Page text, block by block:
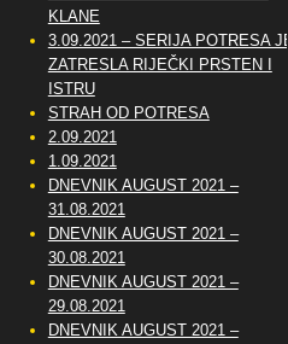
KLANE
3.09.2021 – SERIJA POTRESA JE
ZATRESLA RIJEČKI PRSTEN I
ISTRU
STRAH OD POTRESA
2.09.2021
1.09.2021
DNEVNIK AUGUST 2021 –
31.08.2021
DNEVNIK AUGUST 2021 –
30.08.2021
DNEVNIK AUGUST 2021 –
29.08.2021
DNEVNIK AUGUST 2021 –